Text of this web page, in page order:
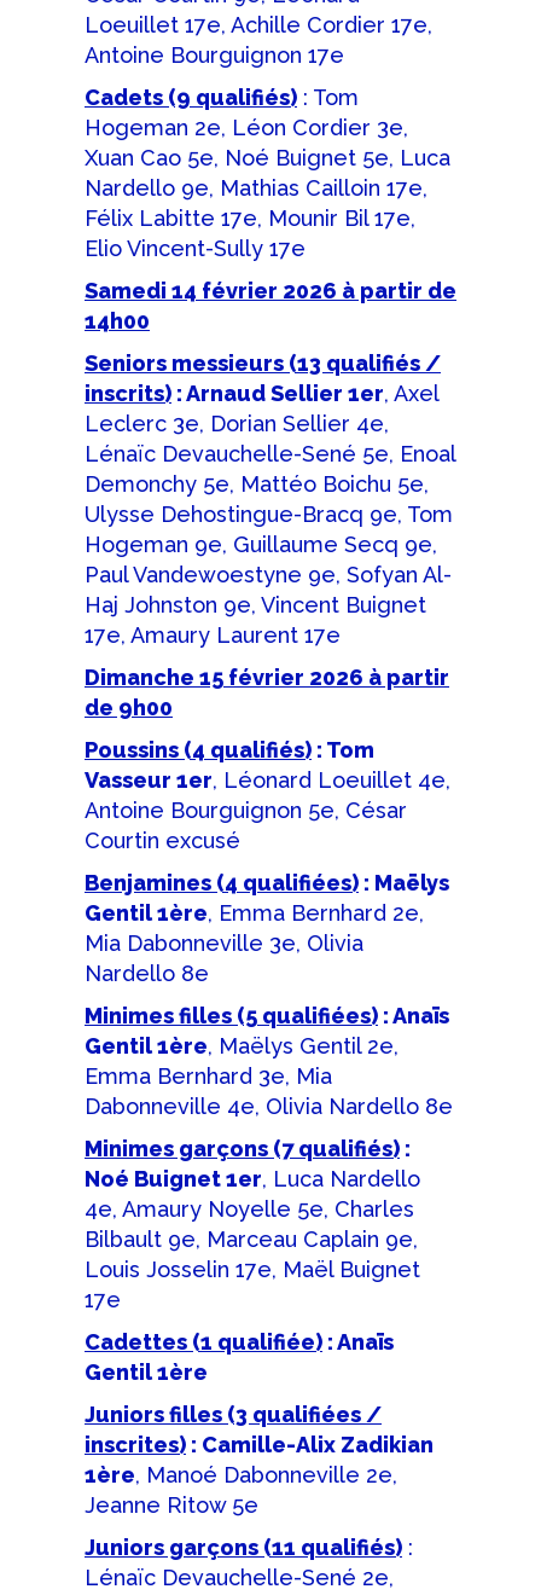
Loeuillet 17e, Achille Cordier 17e,
Antoine Bourguignon 17e
Cadets (9 qualifiés) : Tom
Hogeman 2e, Léon Cordier 3e,
Xuan Cao 5e, Noé Buignet 5e, Luca
Nardello 9e, Mathias Cailloin 17e,
Félix Labitte 17e, Mounir Bil 17e,
Elio Vincent-Sully 17e
Samedi 14 février 2026 à partir de
14h00
Seniors messieurs (13 qualifiés /
inscrits) : Arnaud Sellier 1er, Axel
Leclerc 3e, Dorian Sellier 4e,
Lénaïc Devauchelle-Sené 5e, Enoal
Demonchy 5e, Mattéo Boichu 5e,
Ulysse Dehostingue-Bracq 9e, Tom
Hogeman 9e, Guillaume Secq 9e,
Paul Vandewoestyne 9e, Sofyan Al-
Haj Johnston 9e, Vincent Buignet
17e, Amaury Laurent 17e
Dimanche 15 février 2026 à partir
de 9h00
Poussins (4 qualifiés) : Tom
Vasseur 1er, Léonard Loeuillet 4e,
Antoine Bourguignon 5e, César
Courtin excusé
Benjamines (4 qualifiées) : Maëlys
Gentil 1ère, Emma Bernhard 2e,
Mia Dabonneville 3e, Olivia
Nardello 8e
Minimes filles (5 qualifiées) : Anaïs
Gentil 1ère, Maëlys Gentil 2e,
Emma Bernhard 3e, Mia
Dabonneville 4e, Olivia Nardello 8e
Minimes garçons (7 qualifiés) :
Noé Buignet 1er, Luca Nardello
4e, Amaury Noyelle 5e, Charles
Bilbault 9e, Marceau Caplain 9e,
Louis Josselin 17e, Maël Buignet
17e
Cadettes (1 qualifiée) : Anaïs
Gentil 1ère
Juniors filles (3 qualifiées /
inscrites) : Camille-Alix Zadikian
1ère, Manoé Dabonneville 2e,
Jeanne Ritow 5e
Juniors garçons (11 qualifiés) :
Lénaïc Devauchelle-Sené 2e,